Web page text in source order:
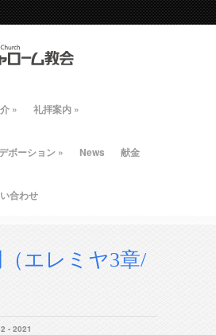
» 礼拝案内 »
デボーション » News 献金
合わせ
エレミヤ3章/
- 2021